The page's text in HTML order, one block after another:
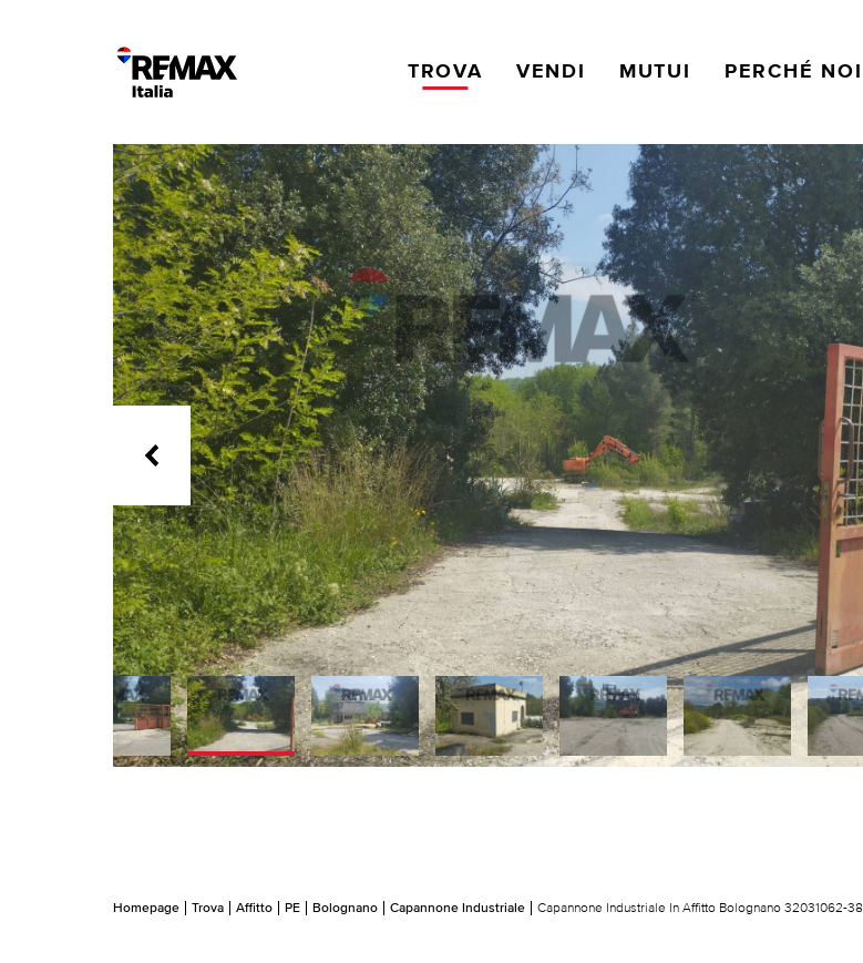
TROVA VENDI MUTUI PERCHÉ NOI
Homepage Trova Affitto PE Bolognano Capannone Industriale Capannone Industriale In Affitto Bolognano 32031062-38